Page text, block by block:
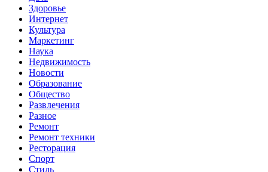
Здоровье
Интернет
Культура
Маркетинг
Наука
Недвижимость
Новости
Образование
Общество
Развлечения
Разное
Ремонт
Ремонт техники
Ресторация
Спорт
Стиль